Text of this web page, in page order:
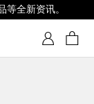
等全新资讯。